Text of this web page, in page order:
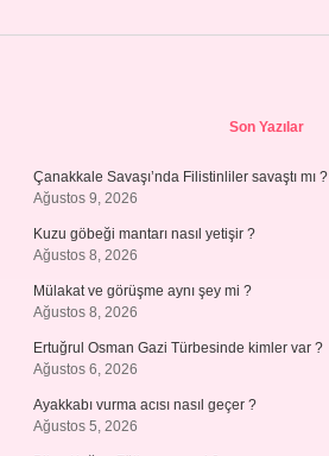
Son Yazılar
Çanakkale Savaşı’nda Filistinliler savaştı mı ?
Ağustos 9, 2026
Kuzu göbeği mantarı nasıl yetişir ?
Ağustos 8, 2026
Mülakat ve görüşme aynı şey mi ?
Ağustos 8, 2026
Ertuğrul Osman Gazi Türbesinde kimler var ?
Ağustos 6, 2026
Ayakkabı vurma acısı nasıl geçer ?
Ağustos 5, 2026